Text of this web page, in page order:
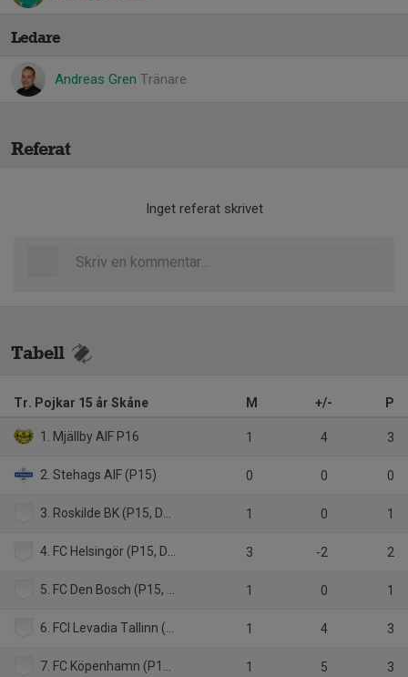
Ledare
Andreas Gren Tränare
Referat
Inget referat skrivet
Tabell
Tr. Pojkar 15 år Skåne M +/- P
1. Mjällby AIF P16 1 4 3
2. Stehags AIF (P15) 0 0 0
3. Roskilde BK (P15, Danmark) 1 0 1
4. FC Helsingör (P15, DK) 3 -2 2
5. FC Den Bosch (P15, Nederländerna) 1 0 1
6. FCI Levadia Tallinn (P15, Estland) 1 4 3
7. FC Köpenhamn (P15, Danmark) 1 5 3